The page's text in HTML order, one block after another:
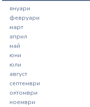
януари
февруари
март
април
май
юни
юли
август
септември
октомври
ноември